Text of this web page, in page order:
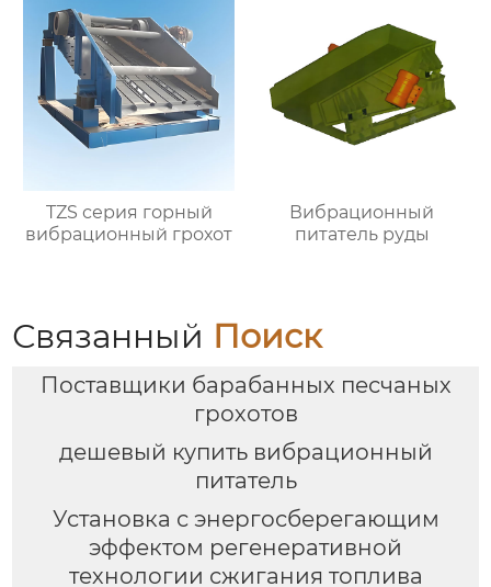
TZS серия горный
вибрационный грохот
Вибрационный
питатель руды
Связанный Поиск
Поставщики барабанных песчаных
грохотов
дешевый купить вибрационный
питатель
Установка с энергосберегающим
эффектом регенеративной
технологии сжигания топлива